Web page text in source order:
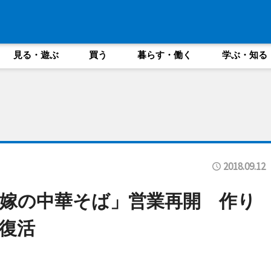
見る・遊ぶ 買う 暮らす・働く 学ぶ・知る
2018.09.12
の中華そば」営業再開 作り
活